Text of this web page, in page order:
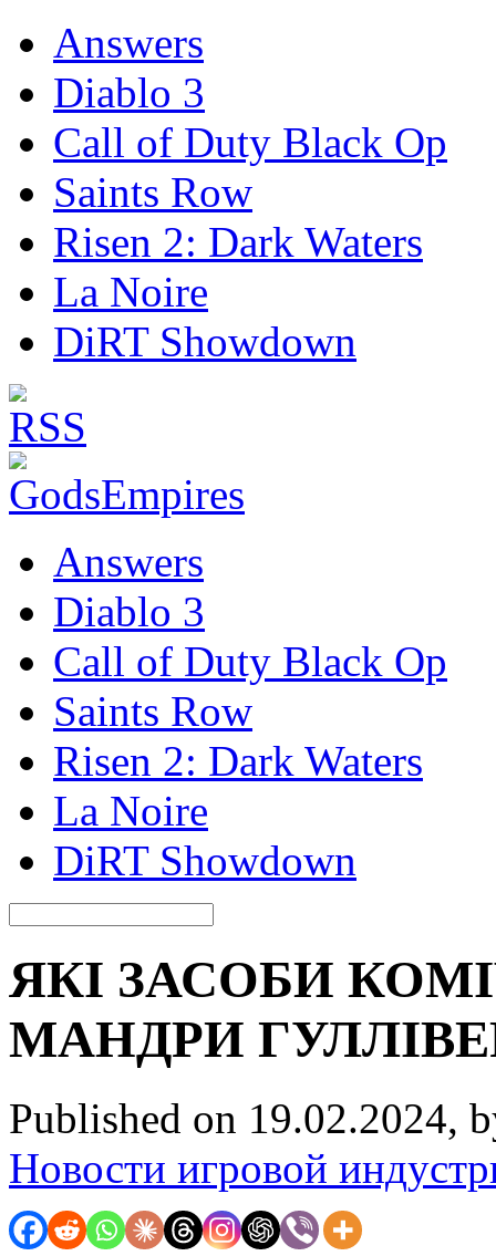
Answers
Diablo 3
Call of Duty Black Op
Saints Row
Risen 2: Dark Waters
La Noire
DiRT Showdown
Answers
Diablo 3
Call of Duty Black Op
Saints Row
Risen 2: Dark Waters
La Noire
DiRT Showdown
ЯКІ ЗАСОБИ
МАНДРИ
Published on 19.02.2024,
Новости игровой